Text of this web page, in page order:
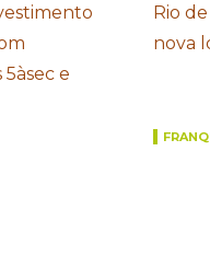
e
Rio
nova